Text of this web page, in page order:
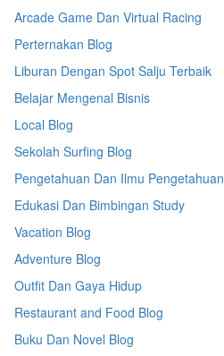
Arcade Game Dan Virtual Racing
Perternakan Blog
Liburan Dengan Spot Salju Terbaik
Belajar Mengenal Bisnis
Local Blog
Sekolah Surfing Blog
Pengetahuan Dan Ilmu Pengetahuan
Edukasi Dan Bimbingan Study
Vacation Blog
Adventure Blog
Outfit Dan Gaya Hidup
Restaurant and Food Blog
Buku Dan Novel Blog